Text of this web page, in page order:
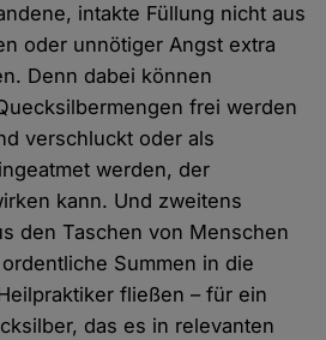
intakte Füllung nicht aus
oder unnötiger Angst extra
Denn dabei können
frei werden
verschluckt oder als
werden, der
kann. Und zweitens
den Taschen von Menschen
Summen in die
fließen – für ein
das es in relevanten